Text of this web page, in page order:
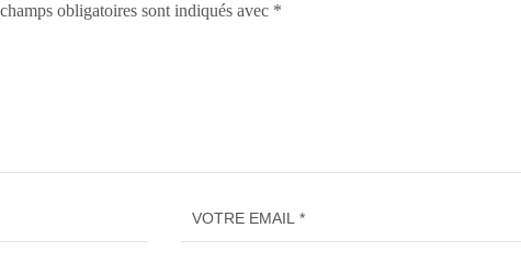
obligatoires sont indiqués avec *